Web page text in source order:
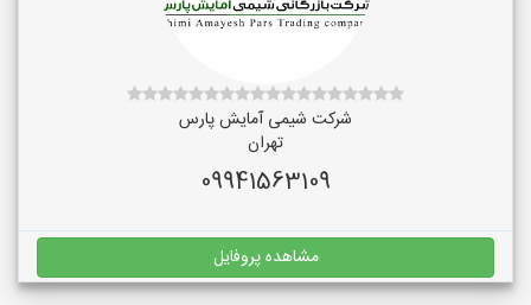
شرکت شیمی آمایش پارس
تهران
09941563109
مشاهده پروفایل